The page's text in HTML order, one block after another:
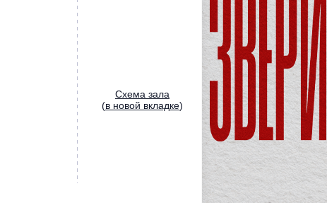
Cхема зала
(в новой вкладке)